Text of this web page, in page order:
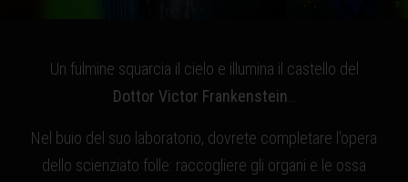
Un fulmine squarcia il cielo e illumina il castello del
Dottor Victor Frankenstein
Nel buio del suo laboratorio, dovrete completare l’opera
dello scienziato folle: raccogliere gli organi e le ossa